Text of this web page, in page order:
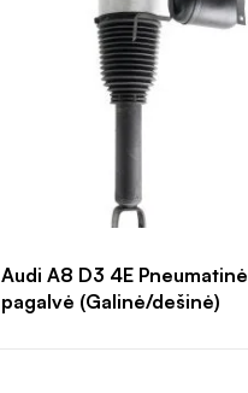
Audi A8 D3 4E Pneumatinė
pagalvė (Galinė/dešinė)